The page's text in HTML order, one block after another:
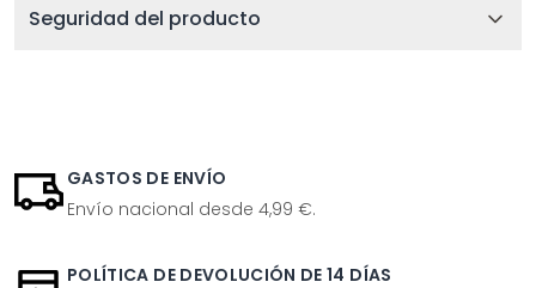
Seguridad del producto
GASTOS DE ENVÍO
Envío nacional desde 4,99 €.
POLÍTICA DE DEVOLUCIÓN DE 14 DÍAS